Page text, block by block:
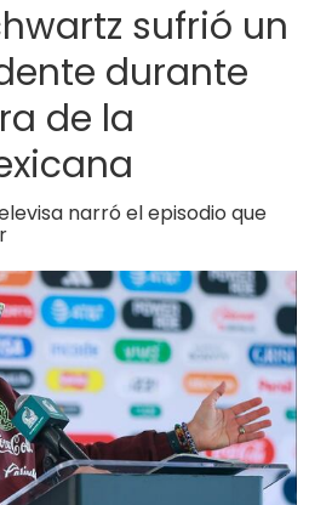
sufrió un
durante
de la
narró el episodio que